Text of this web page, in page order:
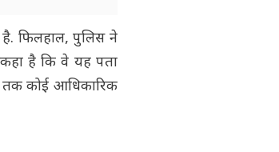
फिलहाल, पुलिस ने
है कि वे यह पता
कोई आधिकारिक